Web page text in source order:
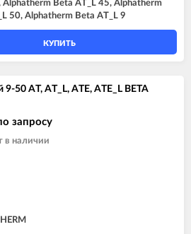
Alphatherm Beta AT_L 45, Alphatherm
50, Alphatherm Beta AT_L 9
КУПИТЬ
9-50 AT, AT_L, ATE, ATE_L BETA
запросу
в наличии